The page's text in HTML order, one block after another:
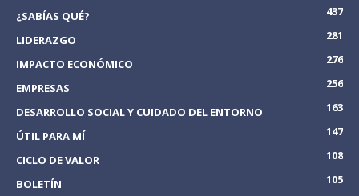
¿SABÍAS QUÉ?
437
LIDERAZGO
281
IMPACTO ECONÓMICO
276
EMPRESAS
256
DESARROLLO SOCIAL Y CUIDADO DEL ENTORNO
163
ÚTIL PARA MÍ
147
CICLO DE VALOR
108
BOLETÍN
105